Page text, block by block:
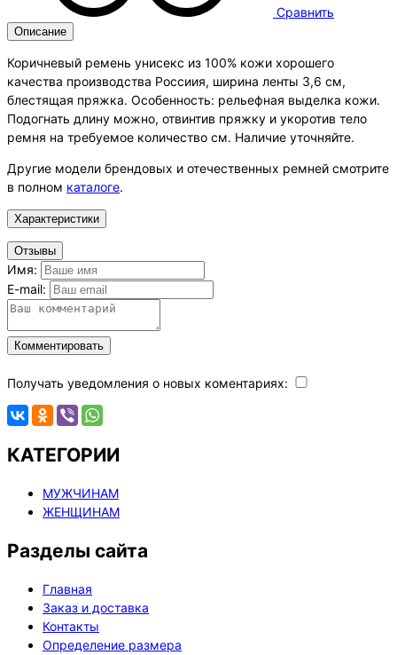
Сравнить
Описание
Коричневый ремень унисекс из 100% кожи хорошего
качества производства Россиия, ширина ленты 3,6 см,
блестящая пряжка. Особенность: рельефная выделка кожи.
Подогнать длину можно, отвинтив пряжку и укоротив тело
ремня на требуемое количество см. Наличие уточняйте.
Другие модели брендовых и отечественных ремней смотрите
в полном каталоге.
Характеристики
Отзывы
Имя:
E-mail:
Комментировать
Получать уведомления о новых коментариях:
КАТЕГОРИИ
МУЖЧИНАМ
ЖЕНЩИНАМ
Разделы сайта
Главная
Заказ и доставка
Контакты
Определение размера